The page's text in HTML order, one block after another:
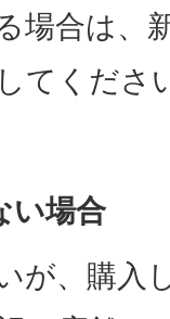
場合は、
てくださ
い場合
が、購入